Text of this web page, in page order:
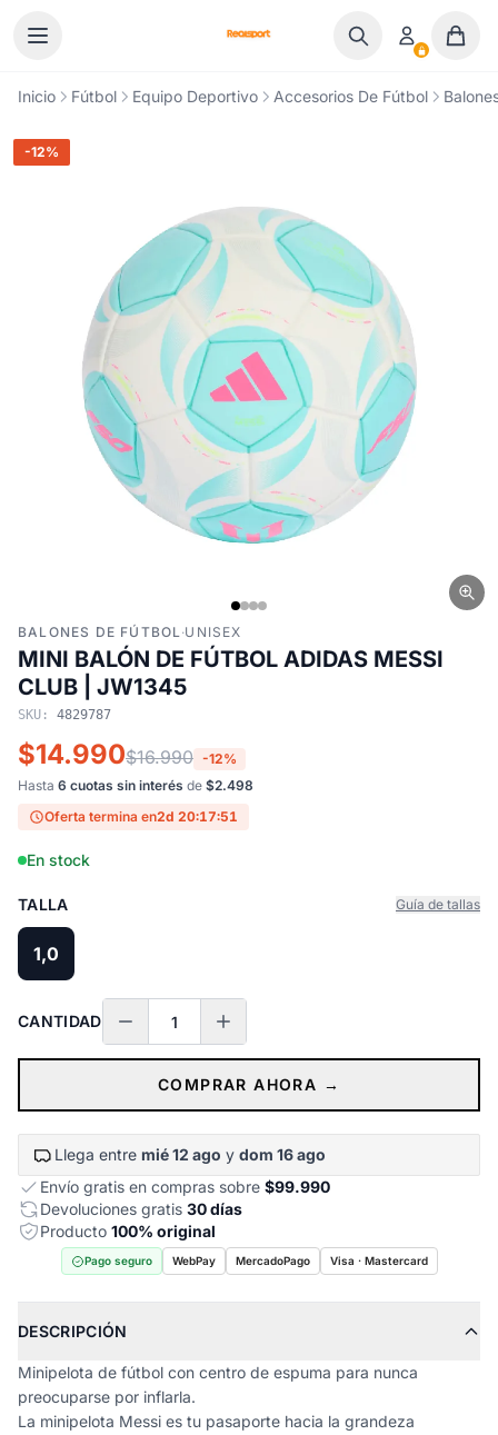
Inicio Fútbol Equipo Deportivo Accesorios De Fútbol
-12%
BALONES DE FÚTBOL·UNISEX
MINI BALÓN DE FÚTBOL ADIDAS MESSI
CLUB | JW1345
SKU: 4829787
$14.990$16.990 -12%
Hasta 6 cuotas sin interés de $2.498
Oferta termina en2d 20:17:50
En stock
TALLA Guía de tallas
1,0
CANTIDAD
COMPRAR AHORA →
Llega entre mié 12 ago y dom 16 ago
Envío gratis en compras sobre $99.990
Devoluciones gratis 30 días
Producto 100% original
Pago seguro WebPay MercadoPago Visa · Mastercard
DESCRIPCIÓN
Minipelota de fútbol con centro de espuma para nunca
preocuparse por inflarla.
La minipelota Messi es tu pasaporte hacia la grandeza